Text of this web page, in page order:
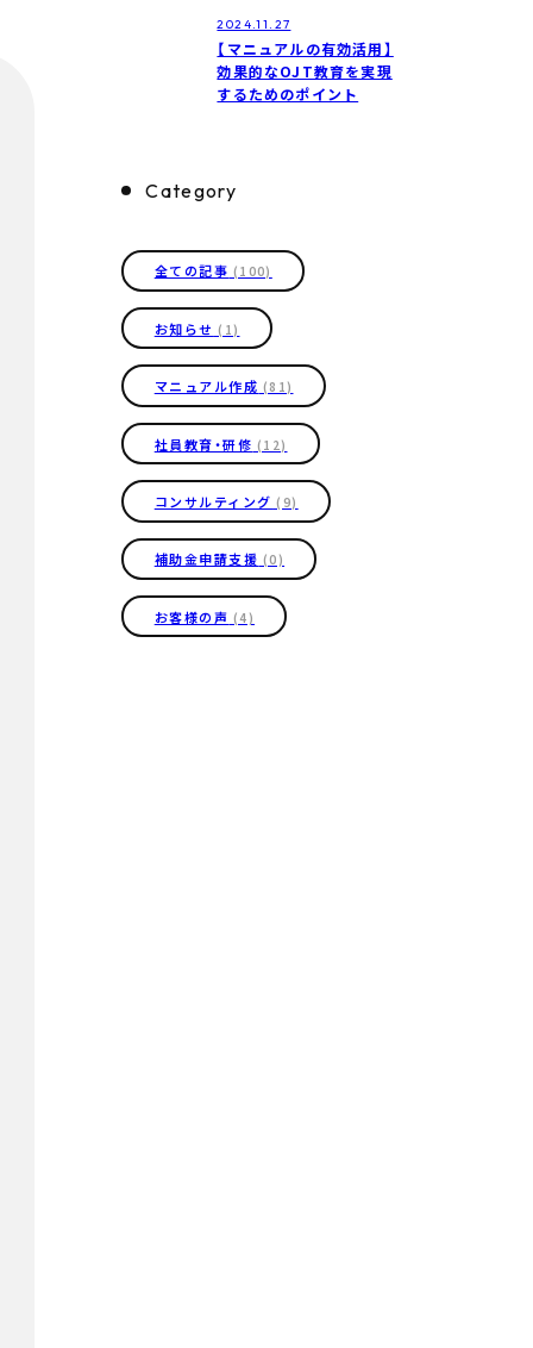
2024.11.27
【マニュアルの有効活用】
効果的なOJT教育を実現
するためのポイント
Category
全ての記事 (100)
お知らせ (1)
マニュアル作成 (81)
社員教育・研修 (12)
コンサルティング (9)
補助金申請支援 (0)
お客様の声 (4)